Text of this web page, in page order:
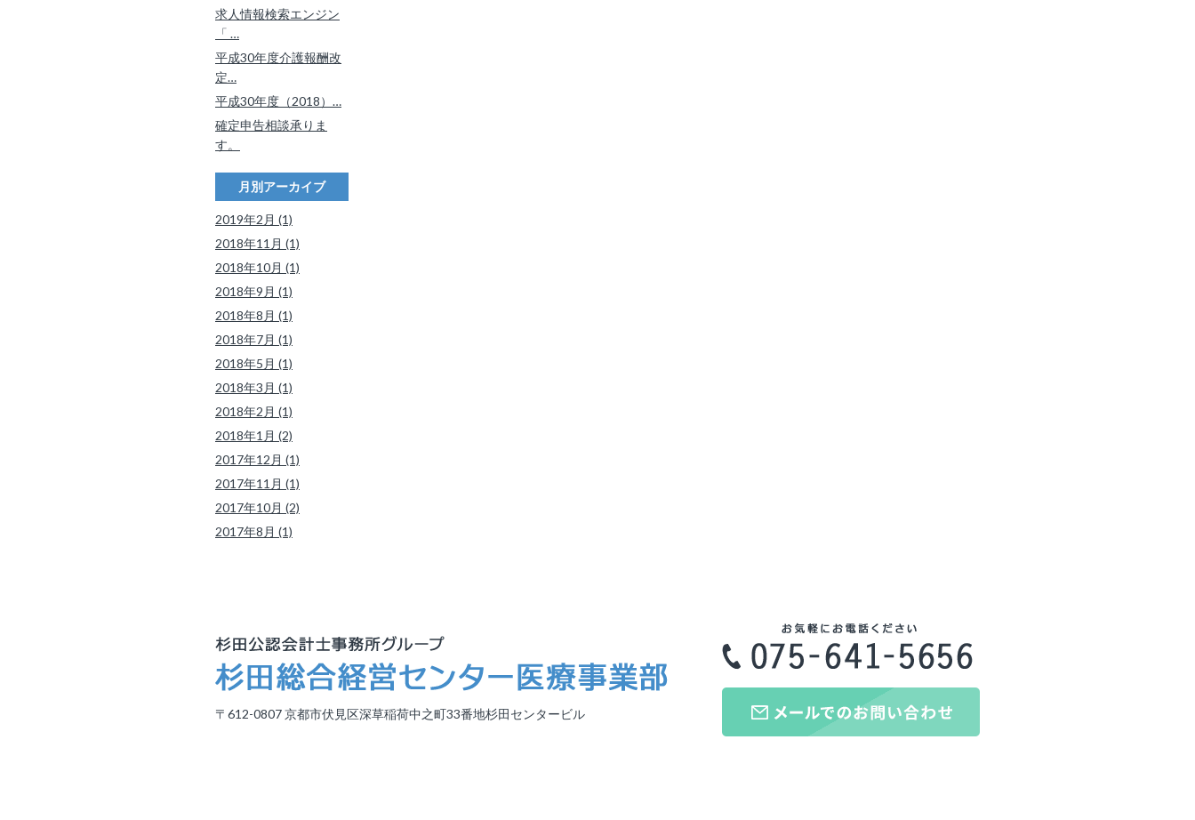
求人情報検索エンジン
「 …
平成30年度介護報酬改
定…
平成30年度（2018）…
確定申告相談承りま
す。
月別アーカイブ
2019年2月 (1)
2018年11月 (1)
2018年10月 (1)
2018年9月 (1)
2018年8月 (1)
2018年7月 (1)
2018年5月 (1)
2018年3月 (1)
2018年2月 (1)
2018年1月 (2)
2017年12月 (1)
2017年11月 (1)
2017年10月 (2)
2017年8月 (1)
〒612-0807 京都市伏見区深草稲荷中之町33番地杉田センタービル